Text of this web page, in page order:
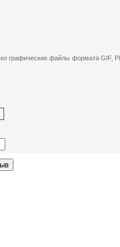
графические файлы формата GIF,